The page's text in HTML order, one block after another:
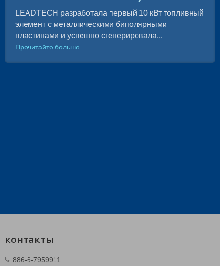
LEADTECH разработала первый 10 кВт топливный
элемент с металлическими биполярными
пластинами и успешно сгенерировала...
Прочитайте больше
контакты
886-6-7959911